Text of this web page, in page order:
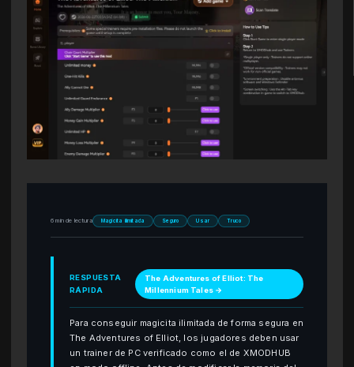
6 min de lectura Magicita ilimitada Seguro Usar Truco
RESPUESTA
RÁPIDA
The Adventures of Elliot: The
Millennium Tales →
Para conseguir magicita ilimitada de forma segura en
The Adventures of Elliot, los jugadores deben usar
un trainer de PC verificado como el de XMODHUB